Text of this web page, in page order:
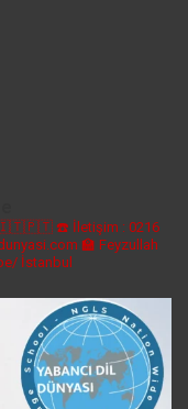
☎️ İletişim : 0216
🏫 Feyzullah
İstanbul